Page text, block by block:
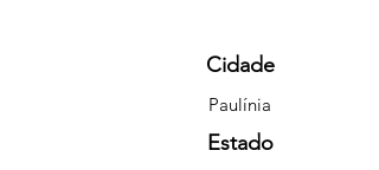
Cidade
Paulínia
Estado